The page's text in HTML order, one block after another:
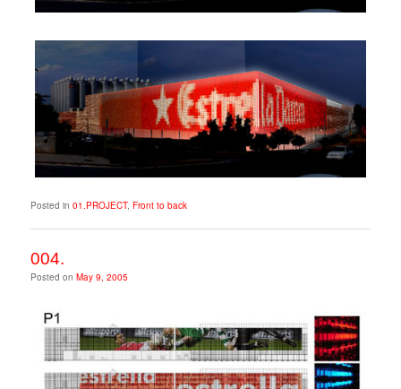
Posted in 01.PROJECT,Front to back
004.
Posted onMay 9, 2005